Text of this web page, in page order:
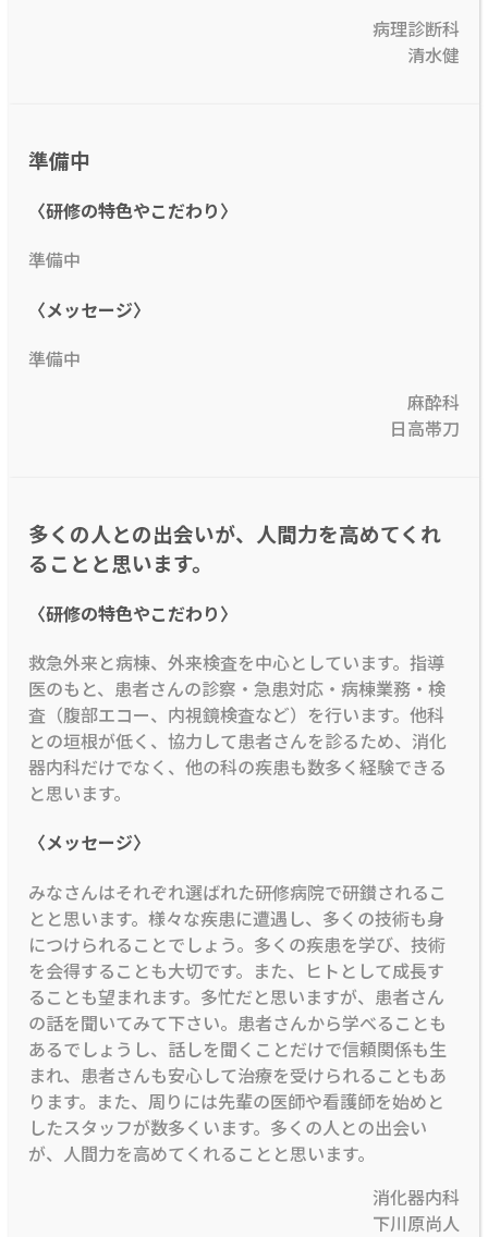
病理診断科
清水健
準備中
〈研修の特色やこだわり〉
準備中
〈メッセージ〉
準備中
麻酔科
日高帯刀
多くの人との出会いが、人間力を高めてくれ
ることと思います。
〈研修の特色やこだわり〉
救急外来と病棟、外来検査を中心としています。指導
医のもと、患者さんの診察・急患対応・病棟業務・検
査（腹部エコー、内視鏡検査など）を行います。他科
との垣根が低く、協力して患者さんを診るため、消化
器内科だけでなく、他の科の疾患も数多く経験できる
と思います。
〈メッセージ〉
みなさんはそれぞれ選ばれた研修病院で研鑚されるこ
とと思います。様々な疾患に遭遇し、多くの技術も身
につけられることでしょう。多くの疾患を学び、技術
を会得することも大切です。また、ヒトとして成長す
ることも望まれます。多忙だと思いますが、患者さん
の話を聞いてみて下さい。患者さんから学べることも
あるでしょうし、話しを聞くことだけで信頼関係も生
まれ、患者さんも安心して治療を受けられることもあ
ります。また、周りには先輩の医師や看護師を始めと
したスタッフが数多くいます。多くの人との出会い
が、人間力を高めてくれることと思います。
消化器内科
下川原尚人